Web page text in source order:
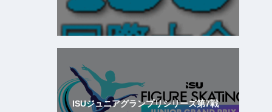
ISUジュニアグランプリシリーズ第7戦